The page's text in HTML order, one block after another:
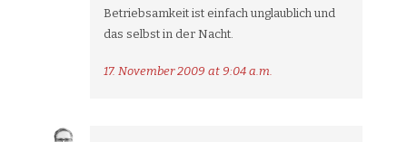
Betriebsamkeit ist einfach unglaublich und
das selbst in der Nacht.
17. November 2009 at 9:04 a.m.